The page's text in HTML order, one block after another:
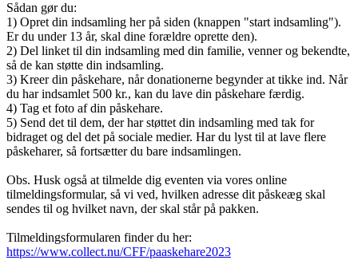
Sådan gør du:
1) Opret din indsamling her på siden (knappen "start indsamling").
Er du under 13 år, skal dine forældre oprette den).
2) Del linket til din indsamling med din familie, venner og bekendte,
så de kan støtte din indsamling.
3) Kreer din påskehare, når donationerne begynder at tikke ind. Når
du har indsamlet 500 kr., kan du lave din påskehare færdig.
4) Tag et foto af din påskehare.
5) Send det til dem, der har støttet din indsamling med tak for
bidraget og del det på sociale medier. Har du lyst til at lave flere
påskeharer, så fortsætter du bare indsamlingen.
Obs. Husk også at tilmelde dig eventen via vores online
tilmeldingsformular, så vi ved, hvilken adresse dit påskeæg skal
sendes til og hvilket navn, der skal står på pakken.
Tilmeldingsformularen finder du her:
https://www.collect.nu/CFF/paaskehare2023